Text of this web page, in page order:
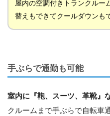
屋内の空調付きトランクルー
替えもできてクールダウンも
手ぶらで通勤も可能
室内に『鞄、スーツ、革靴』
クルームまで手ぶらで自転車